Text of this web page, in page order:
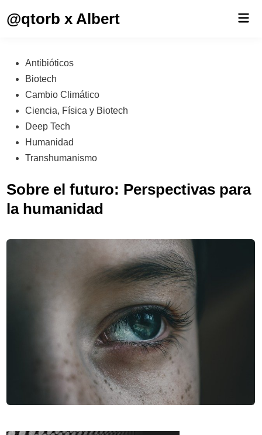
@qtorb x Albert
Publicado
en
Antibióticos
Biotech
Cambio Climático
Ciencia, Física y Biotech
Deep Tech
Humanidad
Transhumanismo
Sobre el futuro: Perspectivas para
la humanidad